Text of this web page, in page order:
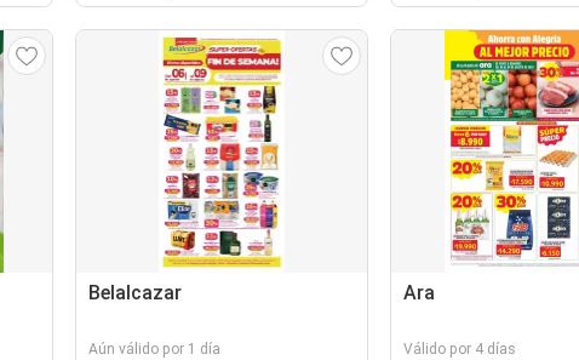
Belalcazar
Aún válido por 1 día
Ara
Válido por 4 días